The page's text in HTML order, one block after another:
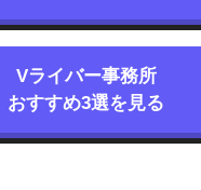
Vライバー事務所
おすすめ3選を見る